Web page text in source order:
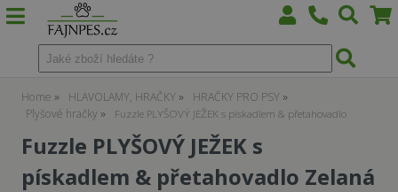
Home HLAVOLAMY, HRAČKY
HRAČKY PRO PSY
Plyšové hračky
Fuzzle PLYŠOVÝ JEŽEK s pískadlem & přetahovadlo
Fuzzle PLYŠOVÝ JEŽEK s
pískadlem & přetahovadlo Zelaná